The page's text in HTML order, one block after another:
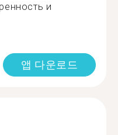
и
앱 다운로드